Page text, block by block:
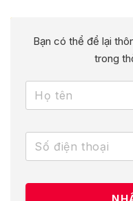
Bạn có thể để lại
trong